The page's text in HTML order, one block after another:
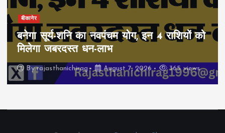
बीकानेर
बनेगा सूर्य-शनि का नवपंचम योग, इन 4 राशियों को
मिलेगा जबरदस्त धन-लाभ
Byrajasthanichirag August 7, 2026 365 views